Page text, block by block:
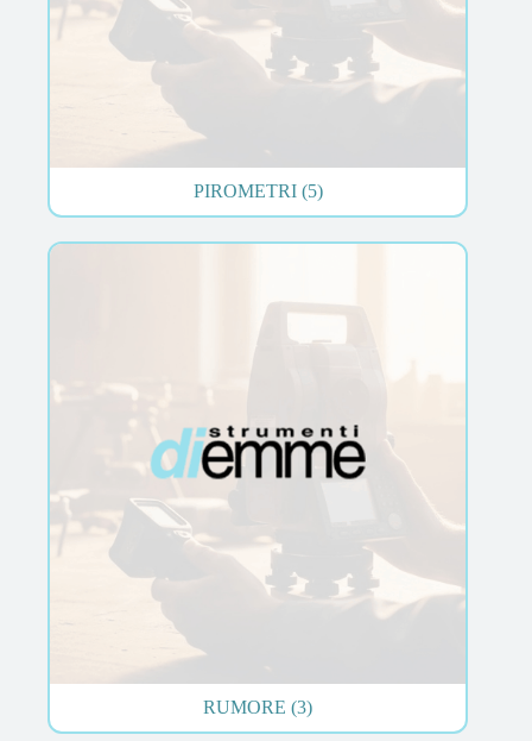
PIROMETRI (5)
RUMORE(3)